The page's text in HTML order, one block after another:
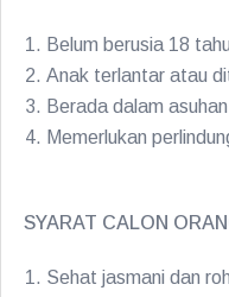
Belum berusia 18
Anak terlantar atau
Berada dalam
Memerlukan
SYARAT CALON
Sehat jasmani dan